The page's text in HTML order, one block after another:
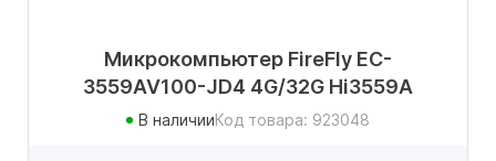
Микрокомпьютер FireFly EC-
3559AV100-JD4 4G/32G Hi3559A
В наличииКод товара: 923048